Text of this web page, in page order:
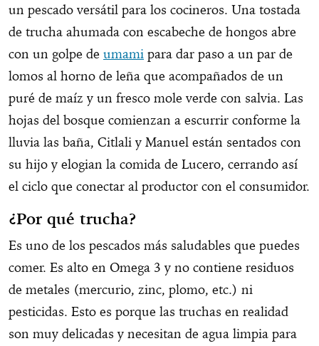
un pescado versátil para los cocineros. Una tostada
de trucha ahumada con escabeche de hongos abre
con un golpe de umami para dar paso a un par de
lomos al horno de leña que acompañados de un
puré de maíz y un fresco mole verde con salvia. Las
hojas del bosque comienzan a escurrir conforme la
lluvia las baña, Citlali y Manuel están sentados con
su hijo y elogian la comida de Lucero, cerrando así
el ciclo que conectar al productor con el consumidor.
¿Por qué trucha?
Es uno de los pescados más saludables que puedes
comer. Es alto en Omega 3 y no contiene residuos
de metales (mercurio, zinc, plomo, etc.) ni
pesticidas. Esto es porque las truchas en realidad
son muy delicadas y necesitan de agua limpia para